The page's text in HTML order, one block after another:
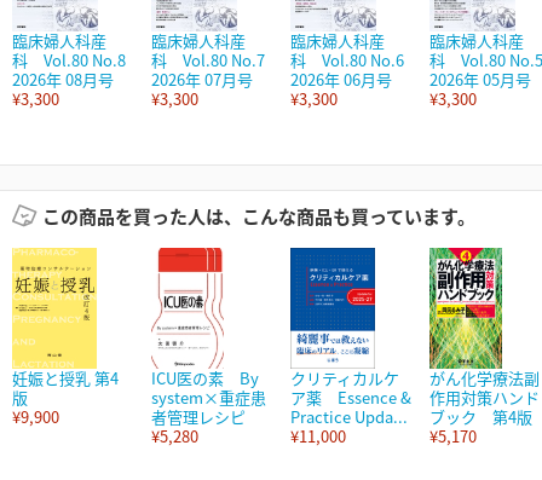
臨床婦人科産
科 Vol.80 No.8
2026年 08月号
¥3,300
臨床婦人科産
科 Vol.80 No.7
2026年 07月号
¥3,300
臨床婦人科産
科 Vol.80 No.6
2026年 06月号
¥3,300
臨床婦人科産
科 Vol.80 No.5
2026年 05月号
¥3,300
この商品を買った人は、こんな商品も買っています。
妊娠と授乳 第4
版
¥9,900
ICU医の素 By
system×重症患
者管理レシピ
¥5,280
クリティカルケ
ア薬 Essence &
Practice Upda...
¥11,000
がん化学療法副
作用対策ハンド
ブック 第4版
¥5,170